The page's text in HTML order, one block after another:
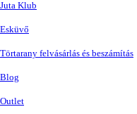
Juta Klub
Esküvő
Törtarany felvásárlás és beszámítás
Blog
Outlet